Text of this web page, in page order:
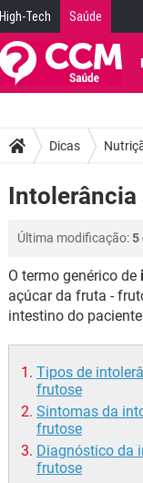
High-Tech Saúde
Dicas
Intolerância
Última modificação:5
O termo genérico de
açúcar da fruta -
intestino do
Tipos de
frutose
Sintomas da
frutose
Diagnóstico da
frutose